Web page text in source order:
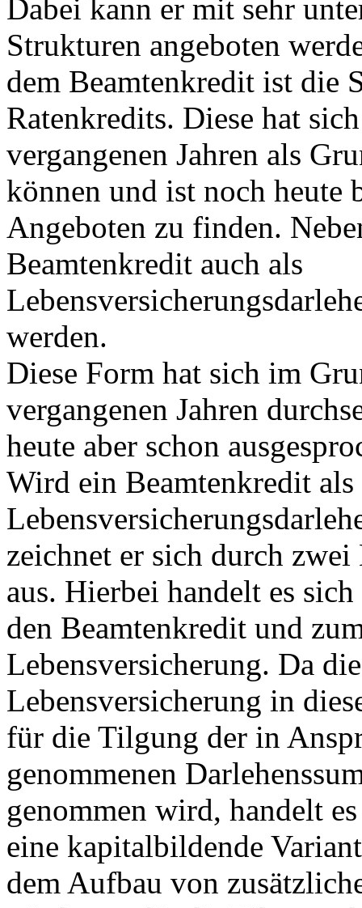
Dabei kann er mit sehr
Strukturen angeboten
dem Beamtenkredit ist die
Ratenkredits. Diese hat
vergangenen Jahren als
können und ist noch heute
Angeboten zu finden.
Beamtenkredit auch als
werden.
Diese Form hat sich im
vergangenen Jahren
heute aber schon
Wird ein Beamtenkredit als
zeichnet er sich durch
aus. Hierbei handelt es
den Beamtenkredit und
Lebensversicherung. Da die
Lebensversicherung in
für die Tilgung der in
genommenen
genommen wird, handelt
eine kapitalbildende
dem Aufbau von